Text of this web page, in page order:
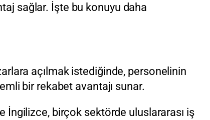
sağlar. İşte bu konuyu daha
açılmak istediğinde, personelinin
bir rekabet avantajı sunar.
İngilizce, birçok sektörde uluslararası iş